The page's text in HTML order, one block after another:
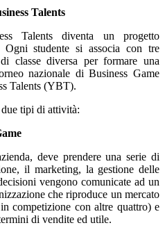
Talents
Talents diventa un progetto
Ogni studente si associa con tre
classe diversa per formare una
nazionale di Business Game
Talents (YBT).
tipi di attività:
deve prendere una serie di
il marketing, la gestione delle
vengono comunicate ad un
che riproduce un mercato
competizione con altre quattro) e
di vendite ed utile.